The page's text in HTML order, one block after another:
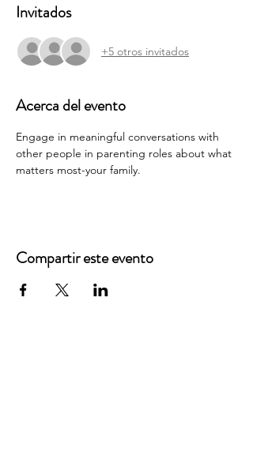
Invitados
+5 otros invitados
Acerca del evento
Engage in meaningful conversations with
other people in parenting roles about what
matters most-your family.
Compartir este evento